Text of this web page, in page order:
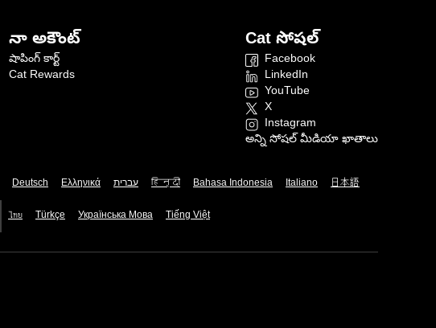
నా అకౌంట్
షాపింగ్ కార్ట్
Cat Rewards
Cat సోషల్
Facebook
LinkedIn
YouTube
X
Instagram
అన్ని సోషల్ మీడియా ఖాతాలు
Deutsch Ελληνικά עברית हिन्दी Bahasa Indonesia Italiano 日本語
ไทย Türkçe Українська Мова Tiếng Việt